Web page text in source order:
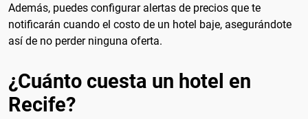
Además, puedes configurar alertas de precios que te
notificarán cuando el costo de un hotel baje, asegurándote
así de no perder ninguna oferta.
¿Cuánto cuesta un hotel en
Recife?